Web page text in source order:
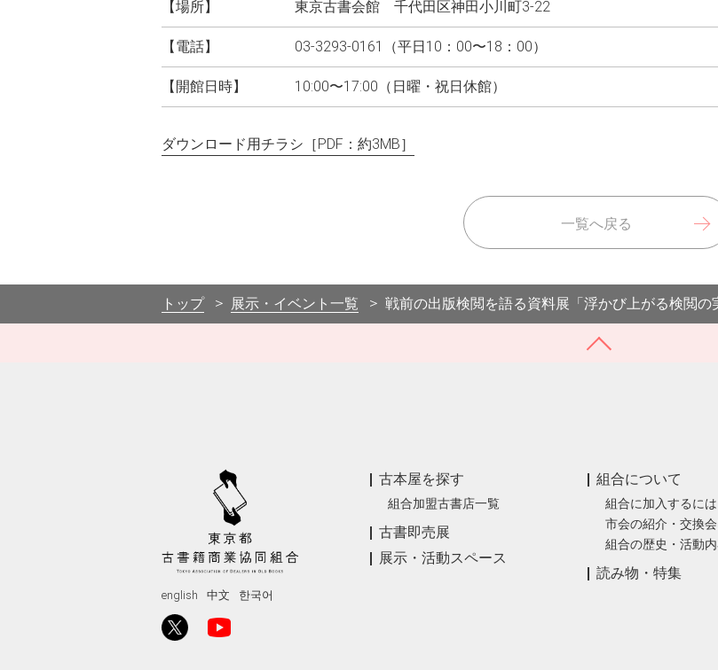
【場所】 東京古書会館 千代田区神田小川町3-22
【電話】 03-3293-0161（平日10：00〜18：00）
【開館日時】 10:00〜17:00（日曜・祝日休館）
ダウンロード用チラシ［PDF：約3MB］
一覧へ戻る
トップ 展示・イベント一覧 戦前の出版検閲を語る資料展「浮かび上がる検閲の
english 中文 한국어
古本屋を探す
組合加盟古書店一覧
古書即売展
展示・活動スペース
組合について
組合に加入するには
市会の紹介・交換
組合の歴史・活動
読み物・特集